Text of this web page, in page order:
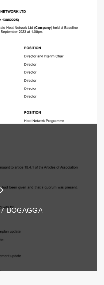
7 BOGAGGA